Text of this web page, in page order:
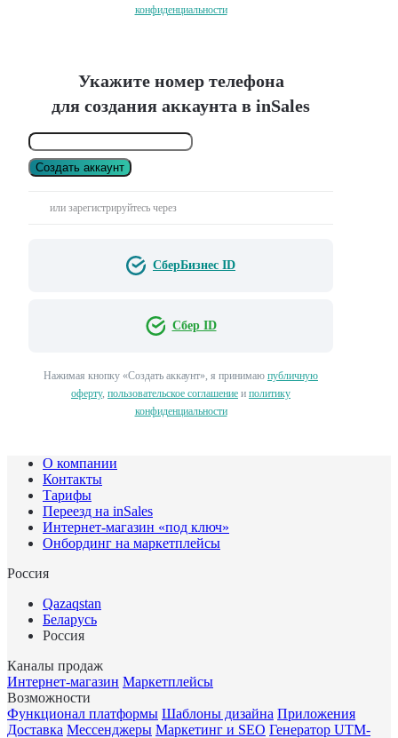
конфиденциальности
Укажите номер телефона
для создания аккаунта в inSales
Создать аккаунт
или зарегистрируйтесь через
СберБизнес ID
Сбер ID
Нажимая кнопку «Создать аккаунт», я принимаю публичную
оферту, пользовательское соглашение и политику
конфиденциальности
О компании
Контакты
Тарифы
Переезд на inSales
Интернет-магазин «под ключ»
Онбординг на маркетплейсы
Россия
Qazaqstan
Беларусь
Россия
Каналы продаж
Интернет-магазин Маркетплейсы
Возможности
Функционал платформы Шаблоны дизайна Приложения
Доставка Мессенджеры Маркетинг и SEO Генератор UTM-